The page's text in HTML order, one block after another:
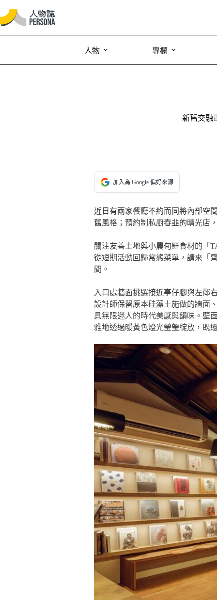
人物 專欄
新舊交融
加入為 Google 偏好來源
近日有兩家餐廳不約而同將內部空
舊風格；預約制私廚春韭的晴光店
關注友善土地與小農旬鮮食材的「
從短期活動回歸常態菜單，請來「
間。
入口處牆面挑選接近亭仔腳與左鄰
設計師保留原本硅藻土施做的牆面
具無限迷人的時代美感與韻味。壁
雅地透過暖黃色燈光瑩瑩綻放，既